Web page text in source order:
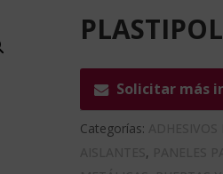
Solicitar más
Categorías:
,